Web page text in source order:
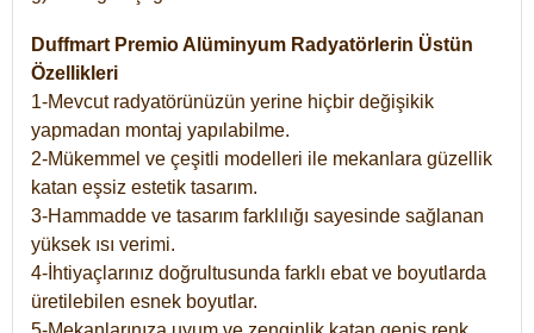
Duffmart Premio Alüminyum Radyatörlerin Üstün
Özellikleri
1-Mevcut radyatörünüzün yerine hiçbir değişikik
yapmadan montaj yapılabilme.
2-Mükemmel ve çeşitli modelleri ile mekanlara güzellik
katan eşsiz estetik tasarım.
3-Hammadde ve tasarım farklılığı sayesinde sağlanan
yüksek ısı verimi.
4-İhtiyaçlarınız doğrultusunda farklı ebat ve boyutlarda
üretilebilen esnek boyutlar.